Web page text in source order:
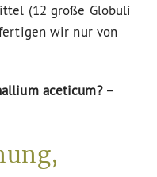
(12 große Globuli
wir nur von
aceticum?–